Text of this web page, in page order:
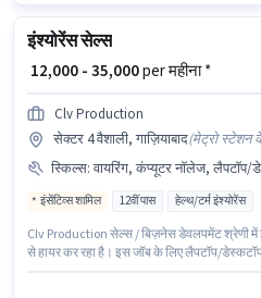
इंश्योरेंस सेल्स
₹ 12,000 - 35,000per महीना *
Clv Production
सेक्टर 4 वैशाली, गाज़ियाबाद(मेट्रो स्टेशन
स्किल्स: वायरिंग, कंप्यूटर नॉलेज, लैपटॉप/डेस्कटॉप, आधार
इंसेंटिव्स शामिल 12वीं पास हेल्थ/टर्म इंश्योरेंस
Clv Production सेल्स / बिज़नेस डेवलपमेंट श्रेणी
से हायर कर रहा है। इस जॉब के लिए लैपटॉप/